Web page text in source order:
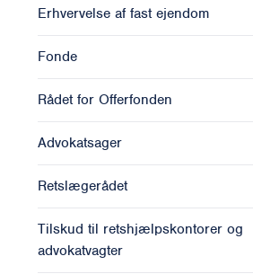
Erhvervelse af fast ejendom
Fonde
Rådet for Offerfonden
Advokatsager
Retslægerådet
Tilskud til retshjælpskontorer og
advokatvagter